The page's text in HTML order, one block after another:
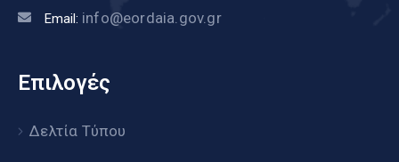
Email: info@eordaia.gov.gr
Επιλογές
Δελτία Τύπου